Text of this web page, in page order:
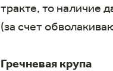
тракте, то наличие
(за счет
Гречневая крупа